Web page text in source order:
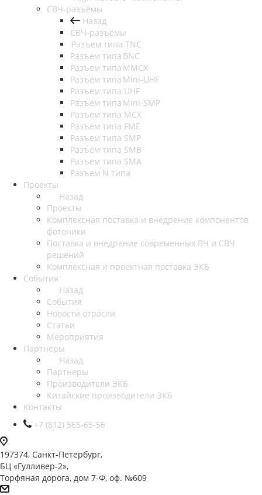
СВЧ-разъёмы
Назад
СВЧ-разъёмы
Разъем типа TNC
Разъем типа BNC
Разъем типа MMCX
Разъем типа Mini-UHF
Разъем типа UHF
Разъем типа Mini-SMP
Разъем типа MCX
Разъем типа FME
Разъем типа SMP
Разъем типа SMB
Разъем типа SMA
Разъем N типа
Проекты
Назад
Проекты
Комплексная поставка и внедрение компонентов
фотоники
Поставка и внедрение современных ВЧ и СВЧ
решений
Комплексная и проектная поставка ЭКБ
События
Назад
События
Новости отрасли
Статьи
Мероприятия
Партнеры
Назад
Партнеры
Производители ЭКБ
Китайские производители ЭКБ
Контакты
+7 (812) 565-65-56
197374, Санкт-Петербург,
БЦ «Гулливер-2»,
Торфяная дорога, дом 7-Ф, оф. №609